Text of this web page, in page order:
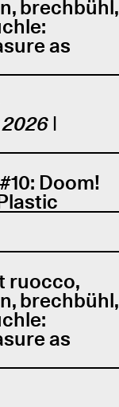
brechbühl,
as
|
Doom!
ruocco,
brechbühl,
as